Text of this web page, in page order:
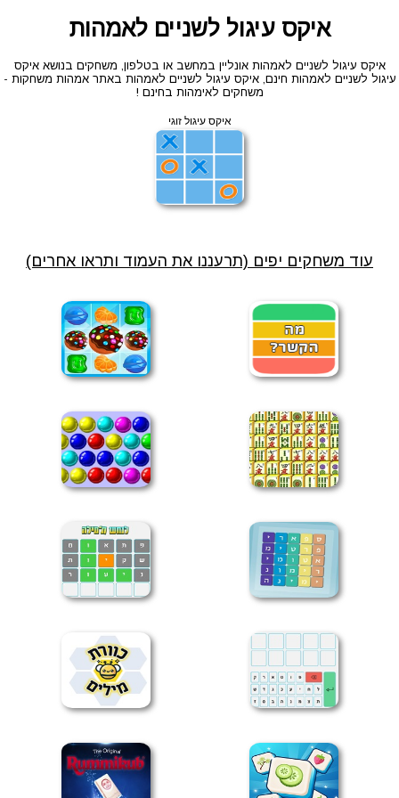
איקס עיגול לשניים לאמהות
איקס עיגול לשניים לאמהות אונליין במחשב או בטלפון, משחקים בנושא איקס
עיגול לשניים לאמהות חינם, איקס עיגול לשניים לאמהות באתר אמהות משחקות -
משחקים לאימהות בחינם !
איקס עיגול זוגי
עוד משחקים יפים (תרעננו את העמוד ותראו אחרים)